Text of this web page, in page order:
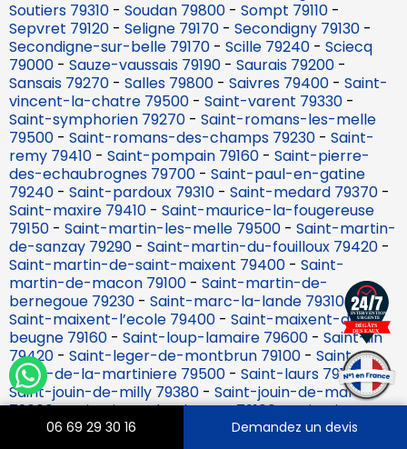
06 69 29 30 16 Demandez un devis
Soutiers 79310 - Soudan 79800 - Sompt 79110 -
Sepvret 79120 - Seligne 79170 - Secondigny 79130 -
Secondigne-sur-belle 79170 - Scille 79240 - Sciecq
79000 - Sauze-vaussais 79190 - Saurais 79200 -
Sansais 79270 - Salles 79800 - Saivres 79400 - Saint-
vincent-la-chatre 79500 - Saint-varent 79330 -
Saint-symphorien 79270 - Saint-romans-les-melle
79500 - Saint-romans-des-champs 79230 - Saint-
remy 79410 - Saint-pompain 79160 - Saint-pierre-
des-echaubrognes 79700 - Saint-paul-en-gatine
79240 - Saint-pardoux 79310 - Saint-medard 79370 -
Saint-maxire 79410 - Saint-maurice-la-fougereuse
79150 - Saint-martin-les-melle 79500 - Saint-martin-
de-sanzay 79290 - Saint-martin-du-fouilloux 79420 -
Saint-martin-de-saint-maixent 79400 - Saint-
martin-de-macon 79100 - Saint-martin-de-
bernegoue 79230 - Saint-marc-la-lande 79310-
Saint-maixent-l’ecole 79400 - Saint-maixent-de-
beugne 79160 - Saint-loup-lamaire 79600 - Saint-lin
79420 - Saint-leger-de-montbrun 79100 - Saint-
leger-de-la-martiniere 79500 - Saint-laurs 79160-
Saint-jouin-de-milly 79380 - Saint-jouin-de-marnes
79600-Saint-jean-de-thouars 79100-Saint-jacques-
de-thouars 79100- Saint-hilaire-la-palud 79210-